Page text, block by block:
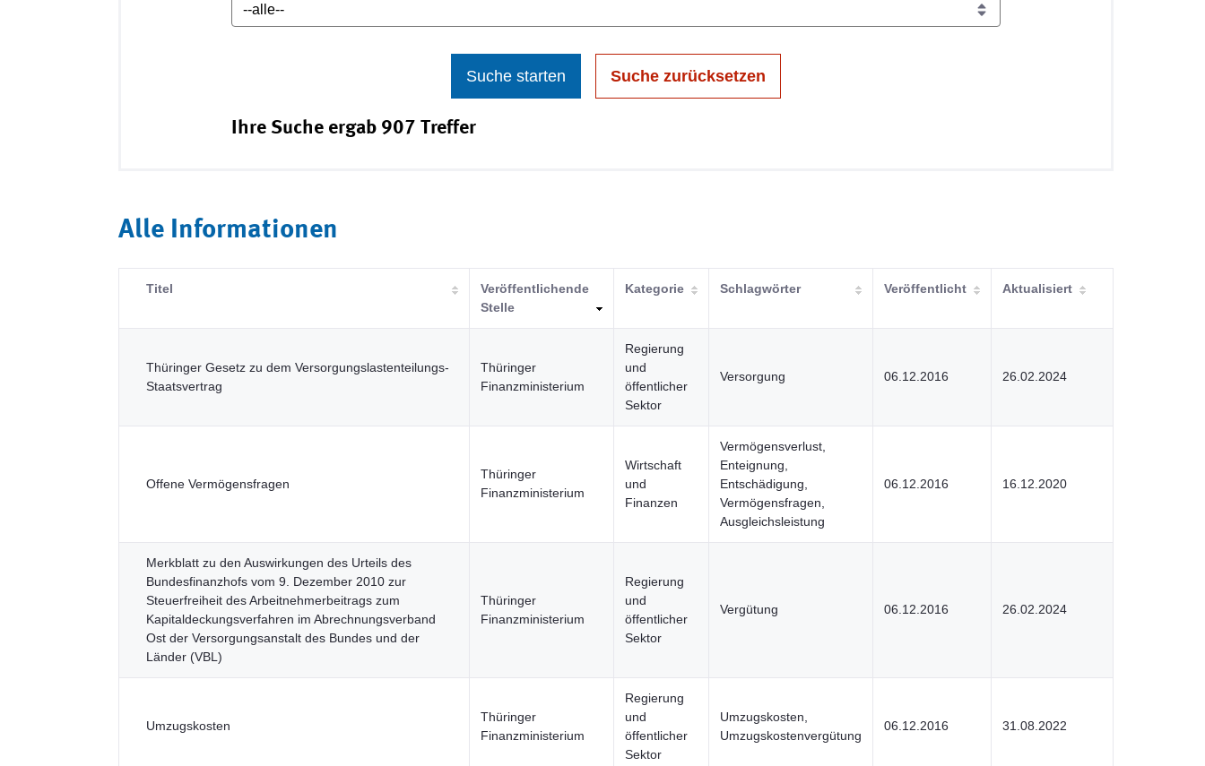
Suche starten Suche zurücksetzen
Ihre Suche ergab 907 Treffer
Alle Informationen
Titel
Veröffentlichende
Stelle
Kategorie Schlagwörter Veröffentlicht Aktualisiert
Thüringer Gesetz zu dem Versorgungslastenteilungs-
Staatsvertrag
Thüringer
Finanzministerium
Regierung
und
öffentlicher
Sektor
Versorgung 06.12.2016 26.02.2024
Offene Vermögensfragen
Thüringer
Finanzministerium
Wirtschaft
und
Finanzen
Vermögensverlust,
Enteignung,
Entschädigung,
Vermögensfragen,
Ausgleichsleistung
06.12.2016 16.12.2020
Merkblatt zu den Auswirkungen des Urteils des
Bundesfinanzhofs vom 9. Dezember 2010 zur
Steuerfreiheit des Arbeitnehmerbeitrags zum
Kapitaldeckungsverfahren im Abrechnungsverband
Ost der Versorgungsanstalt des Bundes und der
Länder (VBL)
Thüringer
Finanzministerium
Regierung
und
öffentlicher
Sektor
Vergütung 06.12.2016 26.02.2024
Umzugskosten
Thüringer
Finanzministerium
Regierung
und
öffentlicher
Sektor
Umzugskosten,
Umzugskostenvergütung
06.12.2016 31.08.2022